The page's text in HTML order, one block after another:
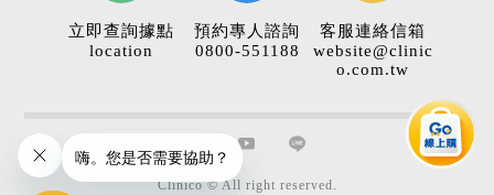
立即查詢據點
location
預約專人諮詢
0800-551188
客服連絡信箱
website@clinic
o.com.tw
Clinico © All right reserved.